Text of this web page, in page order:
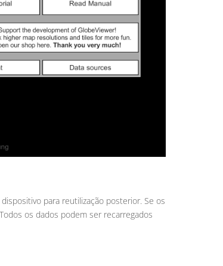
para reutilização posterior. Se os
os dados podem ser recarregados